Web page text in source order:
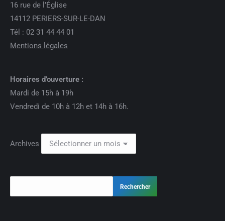
16 rue de l’Église
14112 PERIERS-SUR-LE-DAN
Tél : 02 31 44 44 01
Mentions légales
Horaires d’ouverture :
Mardi de 15h à 19h
Vendredi de 10h à 12h et 14h à 16h.
Archives
Rechercher